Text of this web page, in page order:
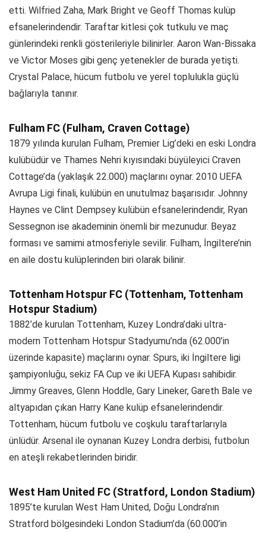
etti. Wilfried Zaha, Mark Bright ve Geoff Thomas kulüp
efsanelerindendir. Taraftar kitlesi çok tutkulu ve maç
günlerindeki renkli gösterileriyle bilinirler. Aaron Wan-Bissaka
ve Victor Moses gibi genç yetenekler de burada yetişti.
Crystal Palace, hücum futbolu ve yerel toplulukla güçlü
bağlarıyla tanınır.
Fulham FC (Fulham, Craven Cottage)
1879 yılında kurulan Fulham, Premier Lig’deki en eski Londra
kulübüdür ve Thames Nehri kıyısındaki büyüleyici Craven
Cottage’da (yaklaşık 22.000) maçlarını oynar. 2010 UEFA
Avrupa Ligi finali, kulübün en unutulmaz başarısıdır. Johnny
Haynes ve Clint Dempsey kulübün efsanelerindendir, Ryan
Sessegnon ise akademinin önemli bir mezunudur. Beyaz
forması ve samimi atmosferiyle sevilir. Fulham, İngiltere’nin
en aile dostu kulüplerinden biri olarak bilinir.
Tottenham Hotspur FC (Tottenham, Tottenham
Hotspur Stadium)
1882’de kurulan Tottenham, Kuzey Londra’daki ultra-
modern Tottenham Hotspur Stadyumu’nda (62.000’in
üzerinde kapasite) maçlarını oynar. Spurs, iki İngiltere ligi
şampiyonluğu, sekiz FA Cup ve iki UEFA Kupası sahibidir.
Jimmy Greaves, Glenn Hoddle, Gary Lineker, Gareth Bale ve
altyapıdan çıkan Harry Kane kulüp efsanelerindendir.
Tottenham, hücum futbolu ve coşkulu taraftarlarıyla
ünlüdür. Arsenal ile oynanan Kuzey Londra derbisi, futbolun
en ateşli rekabetlerinden biridir.
West Ham United FC (Stratford, London Stadium)
1895’te kurulan West Ham United, Doğu Londra’nın
Stratford bölgesindeki London Stadium’da (60.000’in